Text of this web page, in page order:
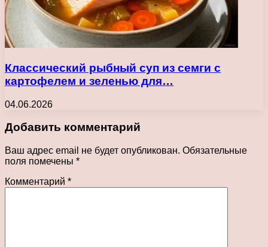
Классический рыбный суп из семги с
картофелем и зеленью для…
04.06.2026
Добавить комментарий
Ваш адрес email не будет опубликован. Обязательные
поля помечены *
Комментарий *